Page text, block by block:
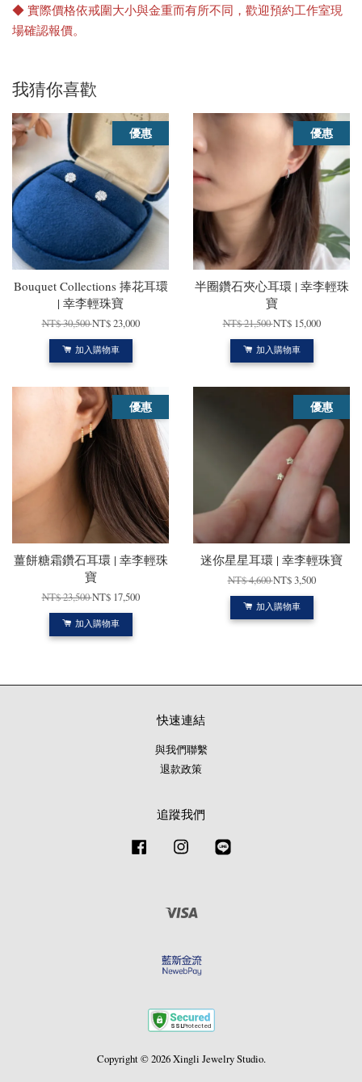
◆ 實際價格依戒圍大小與金重而有所不同，歡迎預約工作室現
場確認報價。
我猜你喜歡
優惠
Bouquet Collections 捧花耳環
| 幸李輕珠寶
NT$ 30,500NT$ 23,000
加入購物車
優惠
半圈鑽石夾心耳環 | 幸李輕珠
寶
NT$ 21,500NT$ 15,000
加入購物車
優惠
薑餅糖霜鑽石耳環 | 幸李輕珠
寶
NT$ 23,500NT$ 17,500
加入購物車
優惠
迷你星星耳環 | 幸李輕珠寶
NT$ 4,600NT$ 3,500
加入購物車
快速連結
與我們聯繫
退款政策
追蹤我們
Facebook Instagram
Copyright © 2026 Xingli Jewelry Studio.